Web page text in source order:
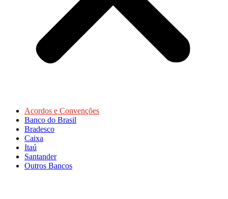
Acordos e Convenções
Banco do Brasil
Bradesco
Caixa
Itaú
Santander
Outros Bancos